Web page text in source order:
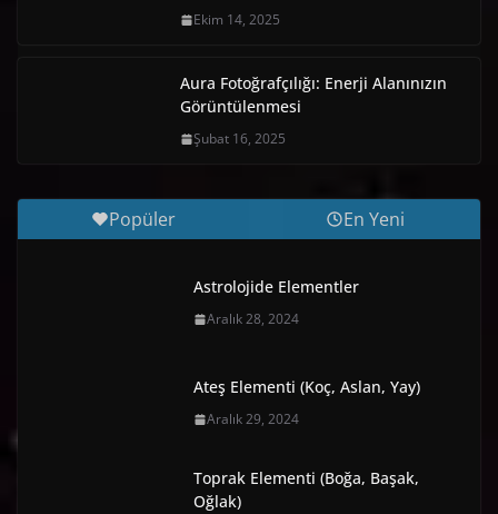
Ekim 14, 2025
Aura Fotoğrafçılığı: Enerji Alanınızın
Görüntülenmesi
Şubat 16, 2025
Popüler En Yeni
Astrolojide Elementler
Aralık 28, 2024
Ateş Elementi (Koç, Aslan, Yay)
Aralık 29, 2024
Toprak Elementi (Boğa, Başak,
Oğlak)